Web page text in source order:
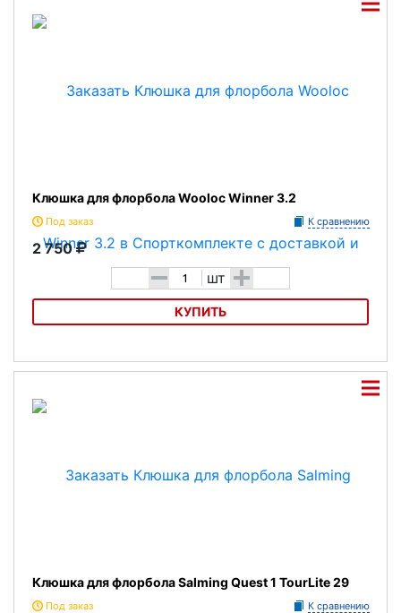
Клюшка для флорбола Wooloc Winner 3.2
Под заказ К сравнению
2 750
- шт +
КУПИТЬ
Клюшка для флорбола Wooloc Winner 3.2
Клюшка для флорбола Salming Quest 1 TourLite 29
Под заказ К сравнению